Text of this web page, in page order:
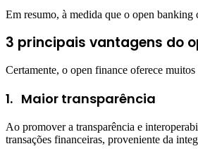
Em resumo, à medida que o open banking
3 principais vantagens do
Certamente, o open finance oferece
1. Maior transparência
Ao promover a transparência e
transações financeiras, proveniente da